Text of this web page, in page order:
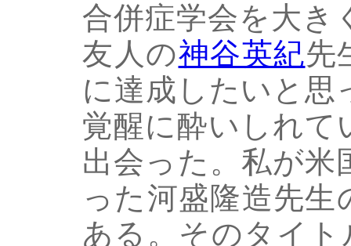
合併症学会を大き
友人の神谷英紀先
に達成したいと思
覚醒に酔いしれて
出会った。私が米
った河盛隆造先生
ある。そのタイト